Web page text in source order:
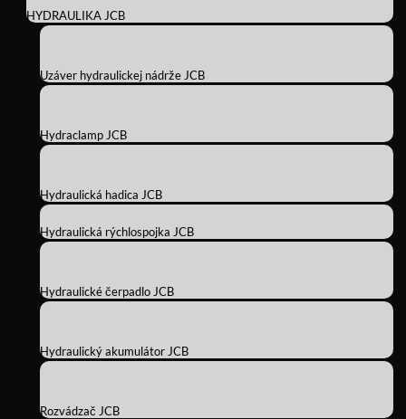
HYDRAULIKA JCB
Uzáver hydraulickej nádrže JCB
Hydraclamp JCB
Hydraulická hadica JCB
Hydraulická rýchlospojka JCB
Hydraulické čerpadlo JCB
Hydraulický akumulátor JCB
Rozvádzač JCB